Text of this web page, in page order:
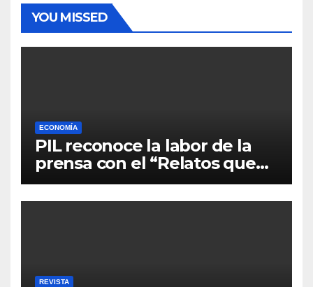
YOU MISSED
ECONOMÍA
PIL reconoce la labor de la
prensa con el “Relatos que
alimentan Bolivia”
REVISTA